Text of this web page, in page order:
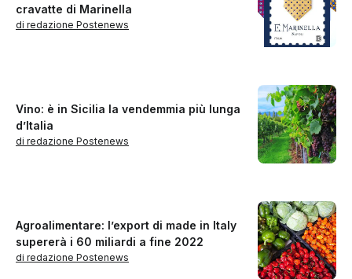
cravatte di Marinella
di redazione Postenews
Vino: è in Sicilia la vendemmia più lunga
d’Italia
di redazione Postenews
Agroalimentare: l’export di made in Italy
supererà i 60 miliardi a fine 2022
di redazione Postenews